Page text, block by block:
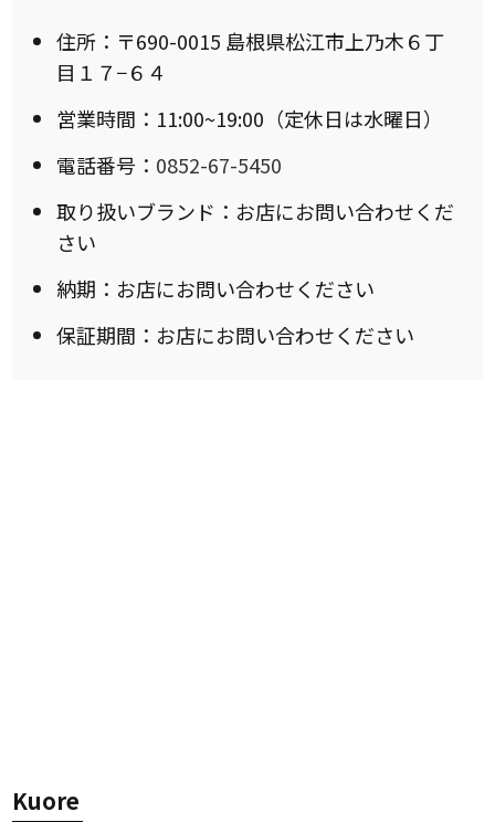
住所：〒690-0015 島根県松江市上乃木６丁
目１７−６４
営業時間：11:00~19:00（定休日は水曜日）
電話番号： 0852-67-5450
取り扱いブランド：お店にお問い合わせくだ
さい
納期：お店にお問い合わせください
保証期間：お店にお問い合わせください
Kuore